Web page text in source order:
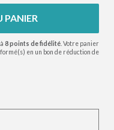
PANIER
8points de fidélité . Votre panier
en un bon de réduction de